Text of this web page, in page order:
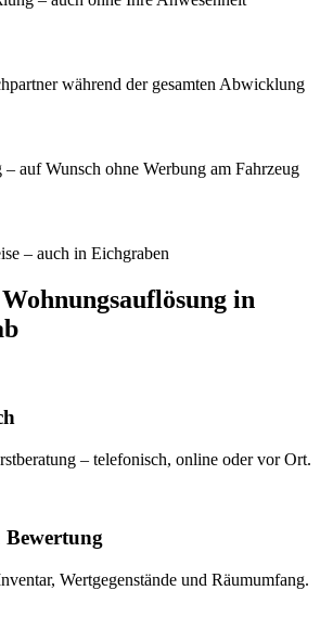
während der gesamten Abwicklung
auf Wunsch ohne Werbung am Fahrzeug
– auch in Eichgraben
Wohnungsauflösung in
– telefonisch, online oder vor Ort.
Wertgegenstände und Räumumfang.